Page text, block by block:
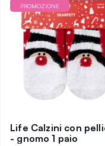
PROMOZIONE
Life Calzini con
- gnomo 1 paio